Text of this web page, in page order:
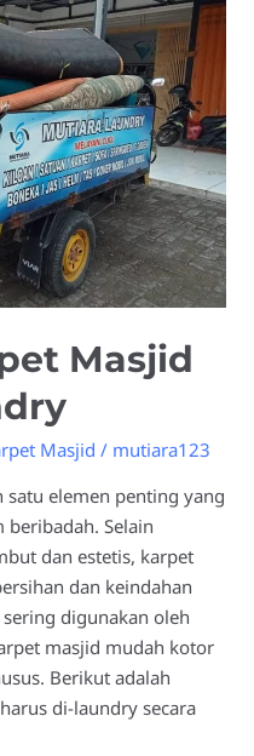
Masjid
Masjid / mutiara123
satu elemen penting yang
Selain
dan estetis, karpet
dan keindahan
digunakan oleh
masjid mudah kotor
Berikut adalah
di-laundry secara